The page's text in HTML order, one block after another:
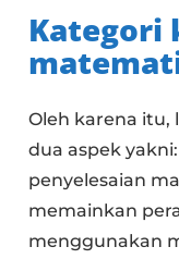
Kategori
Oleh karena
dua aspek
penyelesaian
memainkan
menggunakan